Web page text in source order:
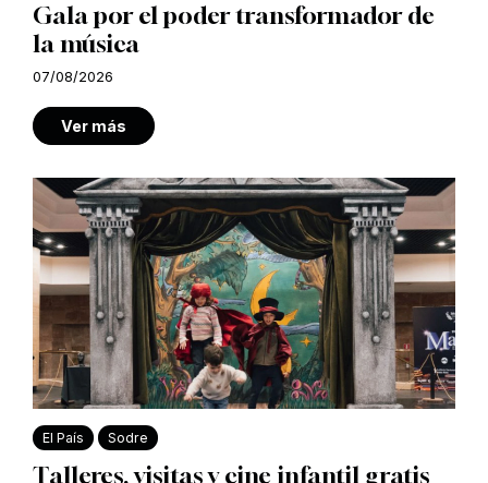
Gala por el poder transformador de
la música
07/08/2026
Ver más
El País Sodre
Talleres, visitas y cine infantil gratis